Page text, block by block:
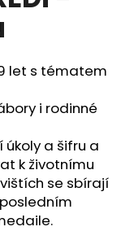
let s tématem
i rodinné
úkoly a šifru a
k životnímu
se sbírají